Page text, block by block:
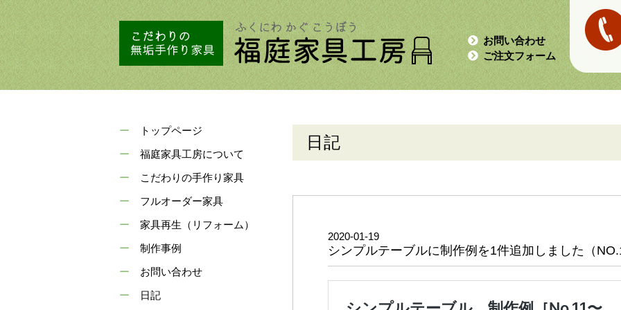
お問い合わせ
ご注文フォーム
トップページ
福庭家具工房について
こだわりの手作り家具
フルオーダー家具
家具再生（リフォーム）
制作事例
お問い合わせ
日記
日記
2020-01-19
シンプルテーブルに制作例を1件追加しました（